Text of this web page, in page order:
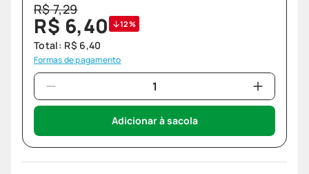
R$7,29
R$ 6,40 12%
Total: R$ 6,40
Formas de pagamento
Adicionar à sacola